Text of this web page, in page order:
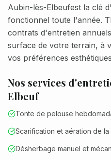
Aubin-lès-Elbeufest la clé
fonctionnel toute l'année.
contrats d'entretien
surface de votre terrain, à
vos préférences
Nos services
Elbeuf
Tonte de pelouse
Scarification et aération de
Désherbage manuel et